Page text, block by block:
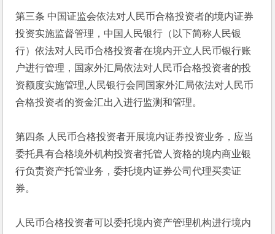
第三条 中国证监会依法对人民币合格投资者的境内证券
投资实施监督管理，中国人民银行（以下简称人民银
行）依法对人民币合格投资者在境内开立人民币银行账
户进行管理，国家外汇局依法对人民币合格投资者的投
资额度实施管理,人民银行会同国家外汇局依法对人民币
合格投资者的资金汇出入进行监测和管理。
第四条 人民币合格投资者开展境内证券投资业务，应当
委托具有合格境外机构投资者托管人资格的境内商业银
行负责资产托管业务，委托境内证券公司代理买卖证
券。
人民币合格投资者可以委托境内资产管理机构进行境内